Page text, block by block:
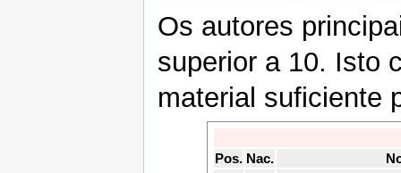
Os autores
superior a 10. Isto
material suficiente
Pos. Nac.